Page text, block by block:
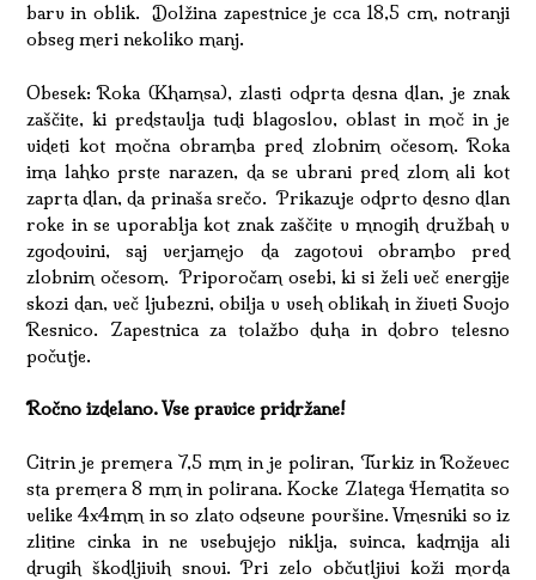
barv in oblik. Dolžina zapestnice je cca 18,5 cm, notranji
obseg meri nekoliko manj.
Obesek: Roka (Khamsa), zlasti odprta desna dlan, je znak
zaščite, ki predstavlja tudi blagoslov, oblast in moč in je
videti kot močna obramba pred zlobnim očesom. Roka
ima lahko prste narazen, da se ubrani pred zlom ali kot
zaprta dlan, da prinaša srečo. Prikazuje odprto desno dlan
roke in se uporablja kot znak zaščite v mnogih družbah v
zgodovini, saj verjamejo da zagotovi obrambo pred
zlobnim očesom. Priporočam osebi, ki si želi več energije
skozi dan, več ljubezni, obilja v vseh oblikah in živeti Svojo
Resnico. Zapestnica za tolažbo duha in dobro telesno
počutje.
Ročno izdelano. Vse pravice pridržane!
Citrin je premera 7,5 mm in je poliran, Turkiz in Roževec
sta premera 8 mm in polirana. Kocke Zlatega Hematita so
velike 4x4mm in so zlato odsevne površine. Vmesniki so iz
zlitine cinka in ne vsebujejo niklja, svinca, kadmija ali
drugih škodljivih snovi. Pri zelo občutljivi koži morda